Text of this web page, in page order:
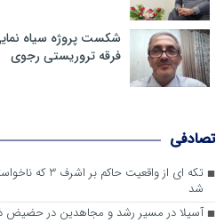
شکست پروژه سیاه
فرقه تروریستی رجوی
تصادفی
تکه ای از واقعیت حاکم بر
شد
آسیلا در مسیر رشد و مجاهدین در حضیض